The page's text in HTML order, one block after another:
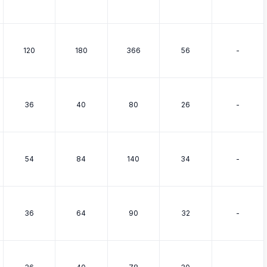
120 180 366 56 -
36 40 80 26 -
54 84 140 34 -
36 64 90 32 -